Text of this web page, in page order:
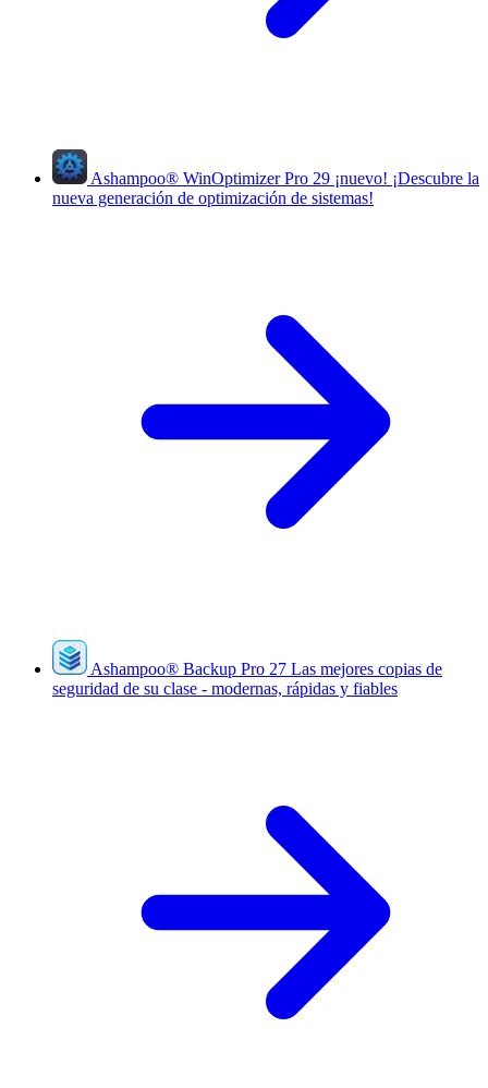
Ashampoo® WinOptimizer Pro 29 ¡nuevo! ¡Descubre la
nueva generación de optimización de sistemas!
Ashampoo® Backup Pro 27 Las mejores copias de
seguridad de su clase - modernas, rápidas y fiables